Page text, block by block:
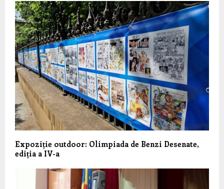
Expoziție outdoor: Olimpiada de Benzi Desenate,
ediția a IV-a